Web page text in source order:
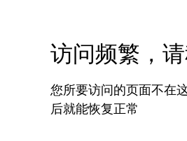
访问频繁，
您所要访问的页面不在
后就能恢复正常